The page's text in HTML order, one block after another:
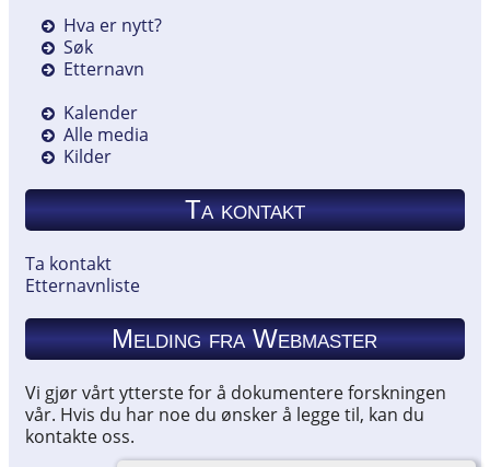
Hva er nytt?
Søk
Etternavn
Kalender
Alle media
Kilder
Ta kontakt
Ta kontakt
Etternavnliste
Melding fra Webmaster
Vi gjør vårt ytterste for å dokumentere forskningen
vår. Hvis du har noe du ønsker å legge til, kan du
kontakte oss.